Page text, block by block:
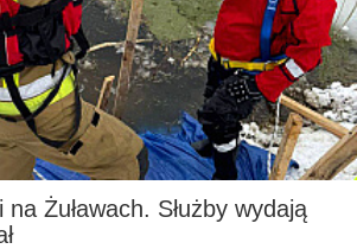
Żuławach. Służby wydają